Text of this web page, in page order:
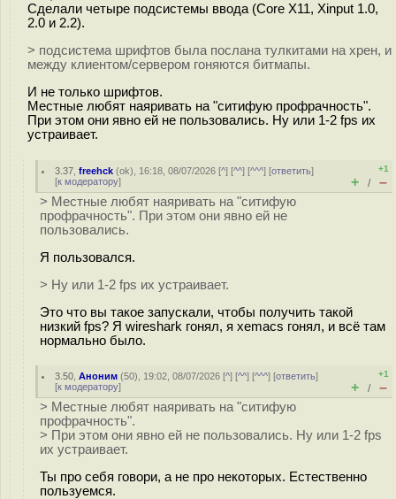
Сделали четыре подсистемы ввода (Core X11, Xinput 1.0,
2.0 и 2.2).
> подсистема шрифтов была послана тулкитами на хрен, и
между клиентом/сервером гоняются битмапы.
И не только шрифтов.
Местные любят наяривать на "ситифую профрачность".
При этом они явно ей не пользовались. Ну или 1-2 fps их
устраивает.
3.37 ,freehck (ok), 16:18, 08/07/2026 [^] [^^] [^^^] [ответить]
[к модератору]
+1
+ / –
> Местные любят наяривать на "ситифую
профрачность". При этом они явно ей не
пользовались.
Я пользовался.
> Ну или 1-2 fps их устраивает.
Это что вы такое запускали, чтобы получить такой
низкий fps? Я wireshark гонял, я xemacs гонял, и всё там
нормально было.
3.50 ,Аноним (50), 19:02, 08/07/2026 [^] [^^] [^^^] [ответить]
[к модератору]
+1
+ / –
> Местные любят наяривать на "ситифую
профрачность".
> При этом они явно ей не пользовались. Ну или 1-2 fps
их устраивает.
Ты про себя говори, а не про некоторых. Естественно
пользуемся.